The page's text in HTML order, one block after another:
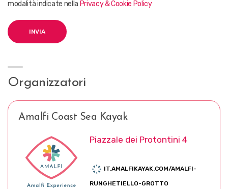
modalità indicate nella Privacy & Cookie Policy
Organizzatori
Amalfi Coast Sea Kayak
Piazzale dei Protontini 4
IT.AMALFIKAYAK.COM/AMALFI-
RUNGHETIELLO-GROTTO